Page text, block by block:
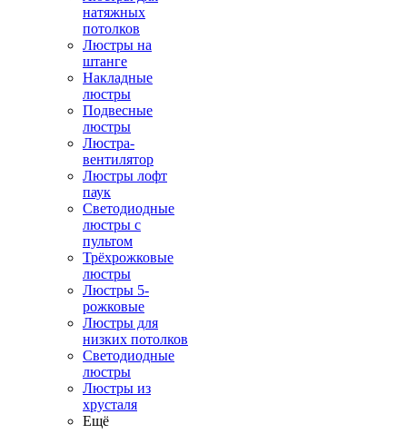
натяжных
потолков
Люстры на
штанге
Накладные
люстры
Подвесные
люстры
Люстра-
вентилятор
Люстры лофт
паук
Светодиодные
люстры с
пультом
Трёхрожковые
люстры
Люстры 5-
рожковые
Люстры для
низких потолков
Cветодиодные
люстры
Люстры из
хрусталя
Ещё